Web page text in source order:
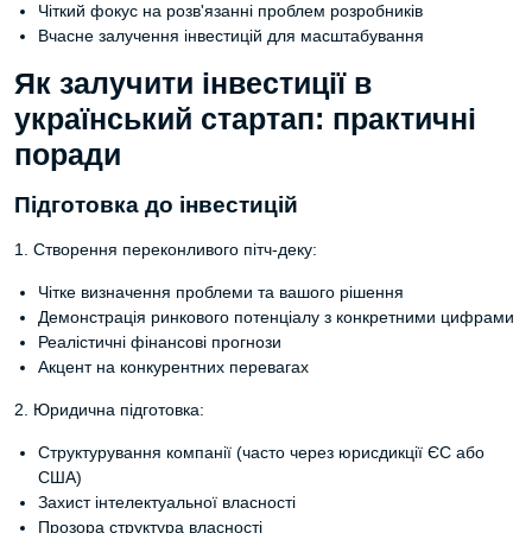
Чіткий фокус на розв'язанні проблем розробників
Вчасне залучення інвестицій для масштабування
Як залучити інвестиції в
український стартап: практичні
поради
Підготовка до інвестицій
1. Створення переконливого пітч-деку:
Чітке визначення проблеми та вашого рішення
Демонстрація ринкового потенціалу з конкретними цифрами
Реалістичні фінансові прогнози
Акцент на конкурентних перевагах
2. Юридична підготовка:
Структурування компанії (часто через юрисдикції ЄС або
США)
Захист інтелектуальної власності
Прозора структура власності